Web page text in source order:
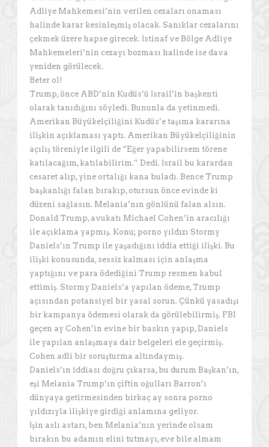
Adliye Mahkemesi’nin verilen cezaları onaması
halinde karar kesinleşmiş olacak. Sanıklar cezalarını
çekmek üzere hapse girecek. İstinaf ve Bölge Adliye
Mahkemeleri’nin cezayı bozması halinde ise dava
yeniden görülecek.
Beter ol!
Trump, önce ABD’nin Kudüs’ü İsrail’in başkenti
olarak tanıdığını söyledi. Bununla da yetinmedi.
Amerikan Büyükelçiliğini Kudüs’e taşıma kararına
ilişkin açıklaması yaptı. Amerikan Büyükelçiliğinin
açılış töreniyle ilgili de “Eğer yapabilirsem törene
katılacağım, katılabilirim.” Dedi. İsrail bu karardan
cesaret alıp, yine ortalığı kana buladı. Bence Trump
başkanlığı falan bırakıp, otursun önce evinde ki
düzeni sağlasın. Melania’nın gönlünü falan alsın.
Donald Trump, avukatı Michael Cohen’in aracılığı
ile açıklama yapmış. Konu; porno yıldızı Stormy
Daniels’ın Trump ile yaşadığını iddia ettiği ilişki. Bu
ilişki konusunda, sessiz kalması için anlaşma
yaptığını ve para ödediğini Trump resmen kabul
ettimiş. Stormy Daniels’a yapılan ödeme, Trump
açısından potansiyel bir yasal sorun. Çünkü yasadışı
bir kampanya ödemesi olarak da görülebilirmiş. FBI
geçen ay Cohen’in evine bir baskın yapıp, Daniels
ile yapılan anlaşmaya dair belgeleri ele geçirmiş.
Cohen adli bir soruşturma altındaymış.
Daniels’ın iddiası doğru çıkarsa, bu durum Başkan’ın,
eşi Melania Trump’ın çiftin oğulları Barron’ı
dünyaya getirmesinden birkaç ay sonra porno
yıldızıyla ilişkiye girdiği anlamına geliyor.
İşin aslı astarı, ben Melania’nın yerinde olsam
bırakın bu adamın elini tutmayı, eve bile almam